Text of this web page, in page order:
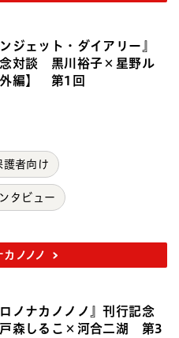
ンジェット・ダイアリー』
対談 黒川裕子×星野ル
編】 第1回
護者向け
タビュー
ノノノ
ロノナカノノノ』刊行記念
森しるこ×河合二湖 第3